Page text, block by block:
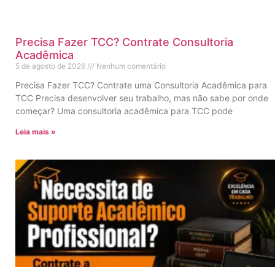
Precisa Fazer TCC? Contrate Consultoria
Acadêmica
5 de agosto de 2026 Nenhum comentário
Precisa Fazer TCC? Contrate uma Consultoria Acadêmica para
TCC Precisa desenvolver seu trabalho, mas não sabe por onde
começar? Uma consultoria acadêmica para TCC pode
Leia mais »